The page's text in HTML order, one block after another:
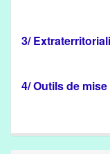
3/
4/ Outils de